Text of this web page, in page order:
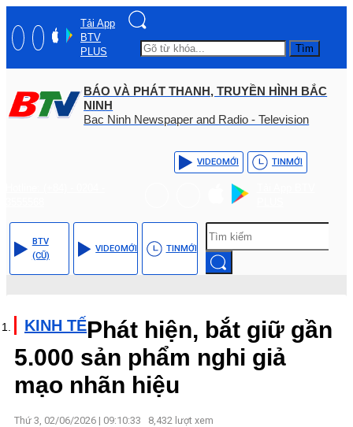
Tải App
BTV
PLUS
Tìm
BÁO VÀ PHÁT THANH, TRUYỀN HÌNH BẮC
NINH
Bac Ninh Newspaper and Radio - Television
VIDEOMỚI TINMỚI
BTV
(CŨ)
VIDEOMỚI TINMỚI
KINH TẾPhát hiện, bắt giữ gần
5.000 sản phẩm nghi giả
mạo nhãn hiệu
Thứ 3, 02/06/2026 | 09:10:33 8,432 lượt xem